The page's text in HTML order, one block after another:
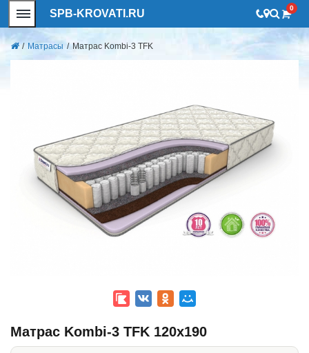
SPB-KROVATI.RU 0
/ Матрасы / Матрас Kombi-3 TFK
Матрас Kombi-3 TFK 120x190